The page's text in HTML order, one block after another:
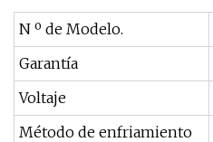
N º de Modelo.
Garantía
Voltaje
Método de enfriamiento